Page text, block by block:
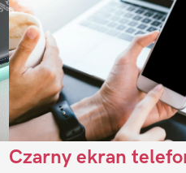
Czarny ekran